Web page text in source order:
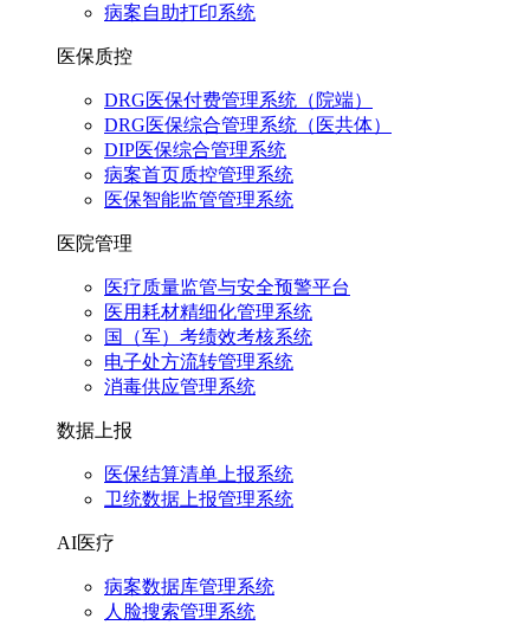
病案自助打印系统
医保质控
DRG医保付费管理系统（院端）
DRG医保综合管理系统（医共体）
DIP医保综合管理系统
病案首页质控管理系统
医保智能监管管理系统
医院管理
医疗质量监管与安全预警平台
医用耗材精细化管理系统
国（军）考绩效考核系统
电子处方流转管理系统
消毒供应管理系统
数据上报
医保结算清单上报系统
卫统数据上报管理系统
AI医疗
病案数据库管理系统
人脸搜索管理系统